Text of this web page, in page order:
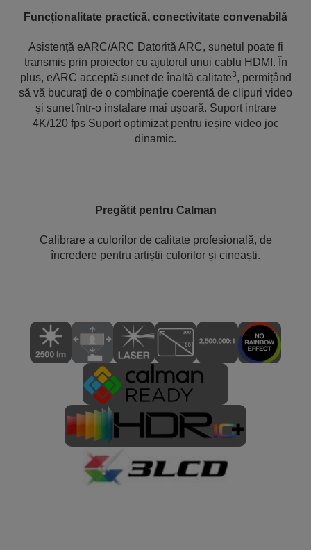
Funcționalitate practică, conectivitate convenabilă
Asistență eARC/ARC Datorită ARC, sunetul poate fi
transmis prin proiector cu ajutorul unui cablu HDMI. În
plus, eARC acceptă sunet de înaltă calitate3, permițând
să vă bucurați de o combinație coerentă de clipuri video
și sunet într-o instalare mai ușoară. Suport intrare
4K/120 fps Suport optimizat pentru ieșire video joc
dinamic.
Pregătit pentru Calman
Calibrare a culorilor de calitate profesională, de
încredere pentru artiștii culorilor și cineaști.